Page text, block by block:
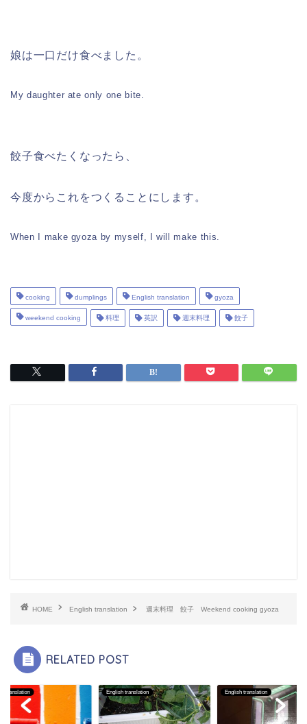
娘は一口だけ食べました。
My daughter ate only one bite.
餃子食べたくなったら、
今度からこれをつくることにします。
When I make gyoza by myself, I will make this.
cooking dumplings English translation gyoza
weekend cooking 料理 英訳 週末料理 餃子
HOME English translation 週末料理 餃子 Weekend cooking gyoza
RELATED POST
translation English translation English translation